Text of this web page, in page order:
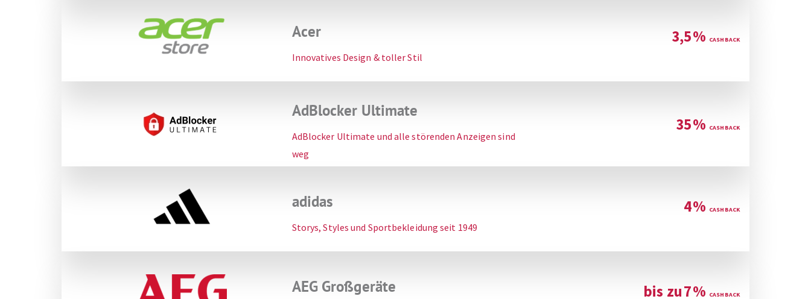
Acer
Innovatives Design & toller Stil
3,5%
AdBlocker Ultimate
AdBlocker Ultimate und alle störenden Anzeigen sind
weg
35%
adidas
Storys, Styles und Sportbekleidung seit 1949
4%
AEG Großgeräte bis zu7%